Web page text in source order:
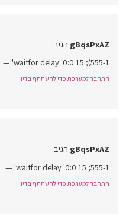
gBqsPxAZ הגיב:
555-1); waitfor delay '0:0:15' —
התחבר למערכת כדי להשתתף בדיון
gBqsPxAZ הגיב:
555-1; waitfor delay '0:0:15' —
התחבר למערכת כדי להשתתף בדיון